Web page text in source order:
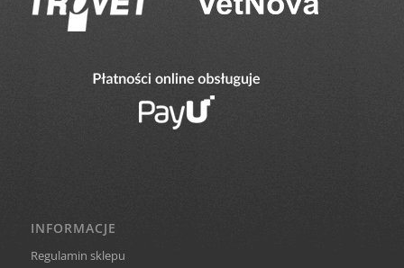
INFORMACJE
Regulamin sklepu